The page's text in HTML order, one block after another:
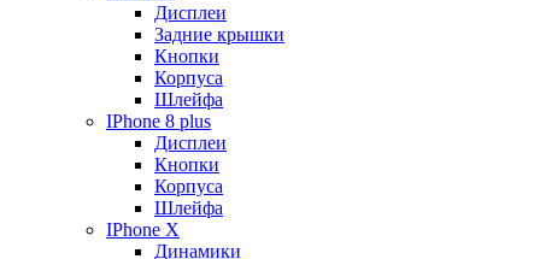
Дисплеи
Задние крышки
Кнопки
Корпуса
Шлейфа
IPhone 8 plus
Дисплеи
Кнопки
Корпуса
Шлейфа
IPhone X
Динамики